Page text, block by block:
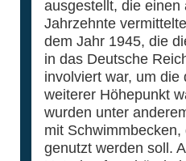
ausgestellt, die
Jahrzehnte
dem Jahr 1945, die
in das Deutsche
involviert war, um
weiterer Höhepunkt
wurden unter
mit
genutzt werden soll.